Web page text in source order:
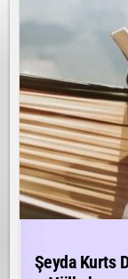
Şeyda Kurts